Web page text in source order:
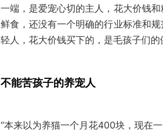
一端，是爱宠心切的主人，花大价钱
鲜食，还没有一个明确的行业标准和
轻人，花大价钱买下的，是毛孩子们
不能苦孩子的养宠人
“本来以为养猫一个月花400块，现在